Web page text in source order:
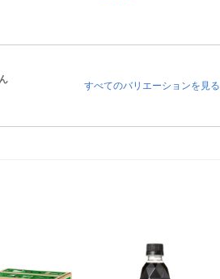
すべてのバリエーションを見る